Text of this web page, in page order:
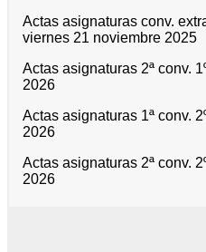
Actas asignaturas conv.
viernes 21 noviembre 2025
Actas asignaturas 2ª conv.
2026
Actas asignaturas 1ª conv.
2026
Actas asignaturas 2ª conv.
2026